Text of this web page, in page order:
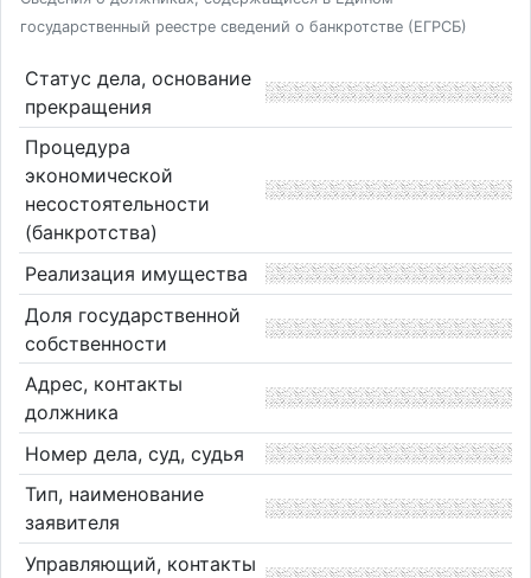
государственный реестре сведений о банкротстве (ЕГРСБ)
Статус дела, основание
прекращения
Процедура
экономической
несостоятельности
(банкротства)
Реализация имущества
Доля государственной
собственности
Адрес, контакты
должника
Номер дела, суд, судья
Тип, наименование
заявителя
Управляющий, контакты